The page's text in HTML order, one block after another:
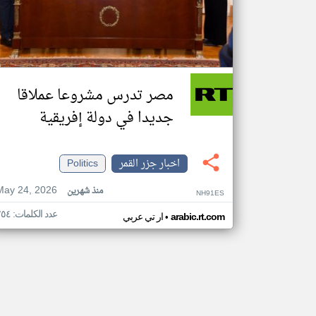
مصر تدرس مشروعا عملاقا
جديدا في دولة إفريقية
اخبار جزر القمر
Politics
24, 2026
منذ شهرين NH91ES
ار تي عربي• arabic.rt.com عدد الكلمات: ٢٥٤